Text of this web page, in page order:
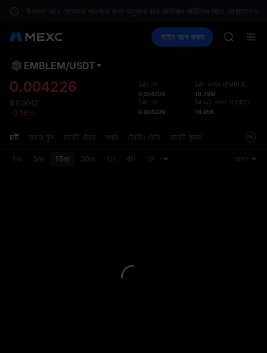
উপলব্ধ নয়। যেকোনো প্রশ্নের জন্য অনুগ্রহ করে কাস্টমার সার্ভিসের সাথে যোগাযোগ
স্পট ফিউচার PLTR আয় করুন
সাইন আপ করুন
BLESS
HEI
BLESS
UNITREE
EMBLEM/USDT
0.004226
$ 0.0042
-0.16%
24h হাই
0.004404
24h লো
0.004209
24h ভলিউম (EMBLEM
18.49M
24 ঘণ্টা পরিমাণ (USDT)
78.96K
চার্ট অর্ডার বুক মার্কেট ট্রেড তথ্য ট্রেডিং ডেটা মার্কেট মুভার
1m 5m 15m 30m 1H 4H 1দি আসল